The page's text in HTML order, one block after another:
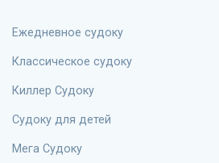
Ежедневное судоку
Классическое судоку
Киллер Судоку
Судоку для детей
Мега Судоку